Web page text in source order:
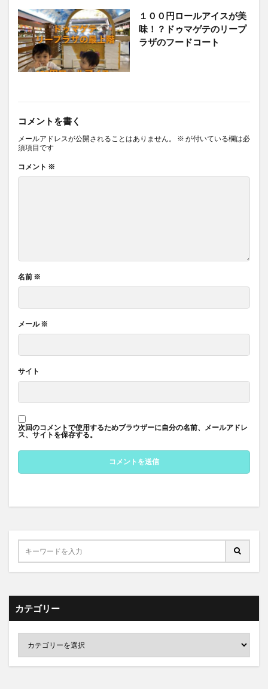
１００円ロールアイスが美
味！？ドゥマゲテのリープ
ラザのフードコート
コメントを書く
メールアドレスが公開されることはありません。 ※ が付いている欄は必
須項目です
コメント ※
名前 ※
メール※
サイト
次回のコメントで使用するためブラウザーに自分の名前、メールアドレ
ス、サイトを保存する。
カテゴリー